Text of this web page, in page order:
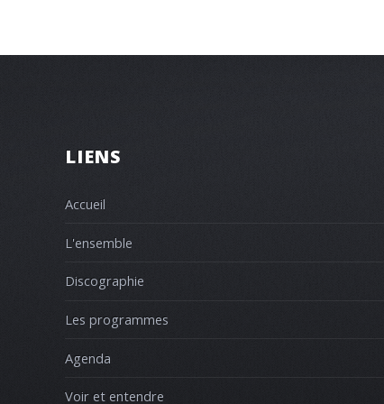
LIENS
Accueil
L'ensemble
Discographie
Les programmes
Agenda
Voir et entendre